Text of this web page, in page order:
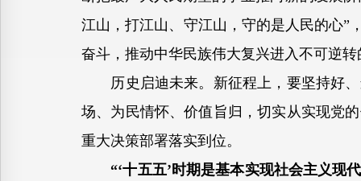
江山，打江山、守江山，守的是人民的心”
奋斗，推动中华民族伟大复兴进入不可逆
历史启迪未来。新征程上，要坚持好、
场、为民情怀、价值旨归，切实从实现党
重大决策部署落实到位。
“‘十五五’时期是基本实现社会主义现